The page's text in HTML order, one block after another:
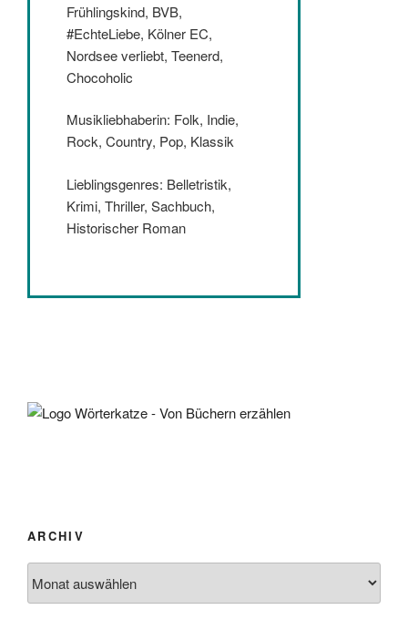
Frühlingskind, BVB,
#EchteLiebe, Kölner EC,
Nordsee verliebt, Teenerd,
Chocoholic
Musikliebhaberin: Folk, Indie,
Rock, Country, Pop, Klassik
Lieblingsgenres: Belletristik,
Krimi, Thriller, Sachbuch,
Historischer Roman
ARCHIV